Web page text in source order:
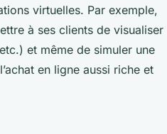
virtuelles. Par exemple,
à ses clients de visualiser
et même de simuler une
en ligne aussi riche et